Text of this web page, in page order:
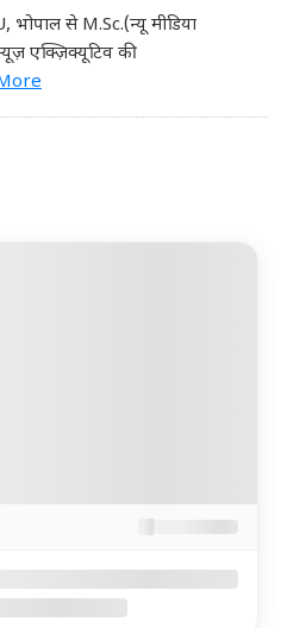
भोपाल से M.Sc.(न्यू मीडिया
एक्ज़िक्यूटिव की